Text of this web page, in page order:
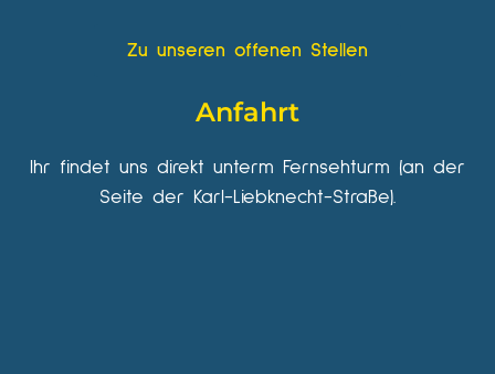
Zu unseren offenen Stellen
Anfahrt
Ihr findet uns direkt unterm Fernsehturm (an der
Seite der Karl-Liebknecht-Straße).